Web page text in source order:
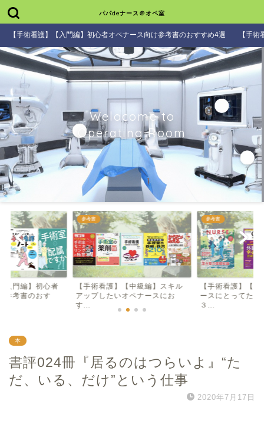
パパdeナース＠オペ室
【手術看護】【入門編】初心者オペナース向け参考書のおすすめ4選 【手
Welocome to
Operating Room
入門編】初心者
参考書のおす
参考書
【手術看護】【中級編】スキル
アップしたいオペナースにお
す...
参考書
【手術看護】【
ースにとってため
３...
本
書評024冊『居るのはつらいよ』“た
だ、いる、だけ”という仕事
2020年7月17日